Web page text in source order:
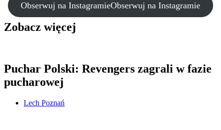
Obserwuj na InstagramieObserwuj na Instagramie
Zobacz więcej
Puchar Polski: Revengers zagrali w fazie
pucharowej
Lech Poznań